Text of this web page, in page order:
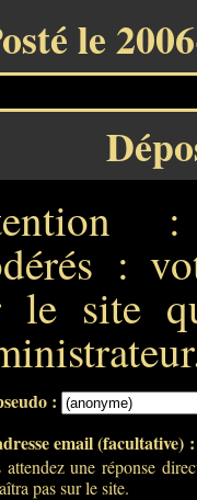
le
:
:
le site
:
email (facultative)
une réponse
pas sur le site.